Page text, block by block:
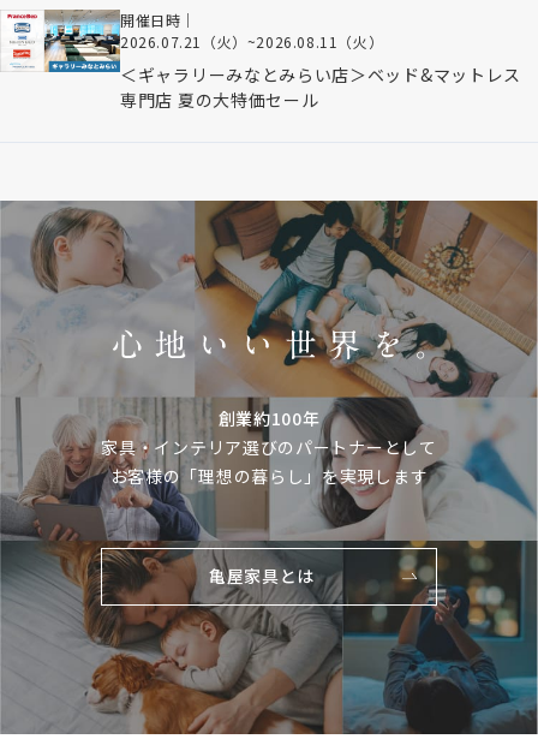
開催日時｜
2026.07.21（火） ~2026.08.11（火）
＜ギャラリーみなとみらい店＞ベッド&マットレス
専門店 夏の大特価セール
創業約100年
家具・インテリア選びのパートナーとして
お客様の「理想の暮らし」を実現します
亀屋家具とは